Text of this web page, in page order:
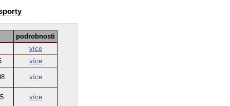
podrobnosti
více
více
více
více